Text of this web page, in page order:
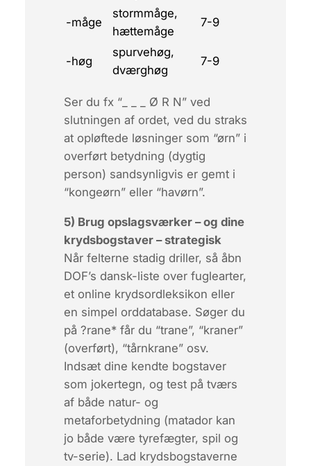
-måge
stormmåge,
hættemåge
7-9
-høg
spurvehøg,
dværghøg
7-9
Ser du fx “_ _ _ Ø R N” ved
slutningen af ordet, ved du straks
at opløftede løsninger som “ørn” i
overført betydning (dygtig
person) sandsynligvis er gemt i
“kongeørn” eller “havørn”.
5) Brug opslagsværker – og dine
krydsbogstaver – strategisk
Når felterne stadig driller, så åbn
DOF’s dansk-liste over fuglearter,
et online krydsordleksikon eller
en simpel orddatabase. Søger du
på ?rane*får du “trane”, “kraner”
(overført), “tårnkrane” osv.
Indsæt dine kendte bogstaver
som jokertegn, og test på tværs
af både natur- og
metaforbetydning (matador kan
jo både være tyrefægter, spil og
tv-serie). Lad krydsbogstaverne